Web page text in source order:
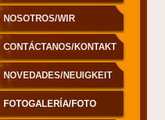
NOSOTROS/WIR
CONTÁCTANOS/KONTAKT
NOVEDADES/NEUIGKEIT
FOTOGALERÍA/FOTO